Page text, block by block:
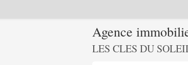
Agence
LES CLES DU